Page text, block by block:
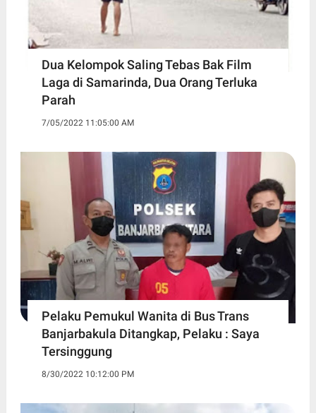
Dua Kelompok Saling Tebas Bak Film
Laga di Samarinda, Dua Orang Terluka
Parah
7/05/2022 11:05:00 AM
Pelaku Pemukul Wanita di Bus Trans
Banjarbakula Ditangkap, Pelaku : Saya
Tersinggung
8/30/2022 10:12:00 PM